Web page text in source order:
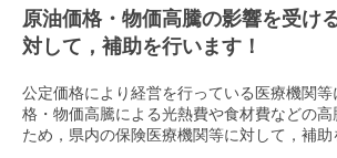
原油価格・物価高騰の影響を受け
対して，補助を行います！​
公定価格により経営を行っている医療機関
格・物価高騰による光熱費や食材費などの高
ため，県内の保険医療機関等に対して，補助